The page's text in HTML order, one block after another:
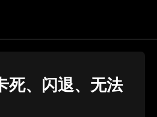
死、闪退、无法